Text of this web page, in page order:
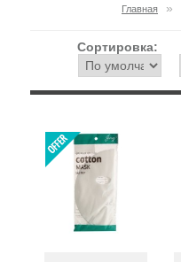
Главная »
Сортировка: